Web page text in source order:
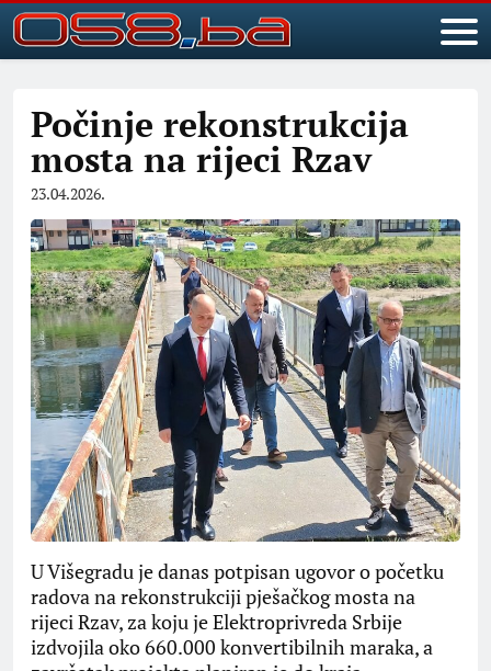
Počinje rekonstrukcija
mosta na rijeci Rzav
23.04.2026.
U Višegradu je danas potpisan ugovor o početku
radova na rekonstrukciji pješačkog mosta na
rijeci Rzav, za koju je Elektroprivreda Srbije
izdvojila oko 660.000 konvertibilnih maraka, a